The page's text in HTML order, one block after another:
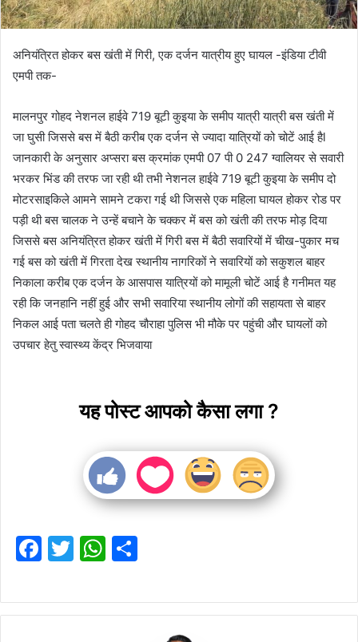
अनियंत्रित होकर बस खंती में गिरी, एक दर्जन यात्रीय हुए घायल -इंडिया टीवी
एमपी तक-
मालनपुर गोहद नेशनल हाईवे 719 बूटी कुइया के समीप यात्री यात्री बस खंती में
जा घुसी जिससे बस में बैठी करीब एक दर्जन से ज्यादा यात्रियों को चोटें आई हैl
जानकारी के अनुसार अप्सरा बस क्रमांक एमपी 07 पी 0 247 ग्वालियर से सवारी
भरकर भिंड की तरफ जा रही थी तभी नेशनल हाईवे 719 बूटी कुइया के समीप दो
मोटरसाइकिले आमने सामने टकरा गई थी जिससे एक महिला घायल होकर रोड पर
पड़ी थी बस चालक ने उन्हें बचाने के चक्कर में बस को खंती की तरफ मोड़ दिया
जिससे बस अनियंत्रित होकर खंती में गिरी बस में बैठी सवारियों में चीख-पुकार मच
गई बस को खंती में गिरता देख स्थानीय नागरिकों ने सवारियों को सकुशल बाहर
निकाला करीब एक दर्जन के आसपास यात्रियों को मामूली चोटें आई है गनीमत यह
रही कि जनहानि नहीं हुई और सभी सवारिया स्थानीय लोगों की सहायता से बाहर
निकल आई पता चलते ही गोहद चौराहा पुलिस भी मौके पर पहुंची और घायलों को
उपचार हेतु स्वास्थ्य केंद्र भिजवाया
यह पोस्ट आपको कैसा लगा ?
F
c
e
T
itt
er
W
at
s
ar
e